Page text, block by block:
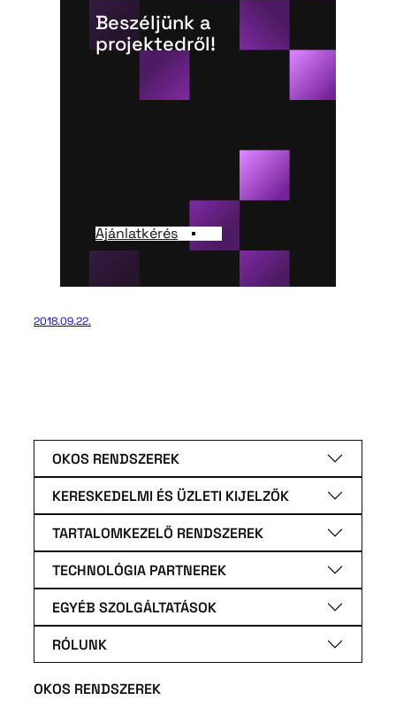
Beszéljünk a
projektedről!
Ajánlatkérés
2018.09.22.
OKOS RENDSZEREK
KERESKEDELMI ÉS ÜZLETI KIJELZŐK
TARTALOMKEZELŐ RENDSZEREK
TECHNOLÓGIA PARTNEREK
EGYÉB SZOLGÁLTATÁSOK
RÓLUNK
OKOS RENDSZEREK